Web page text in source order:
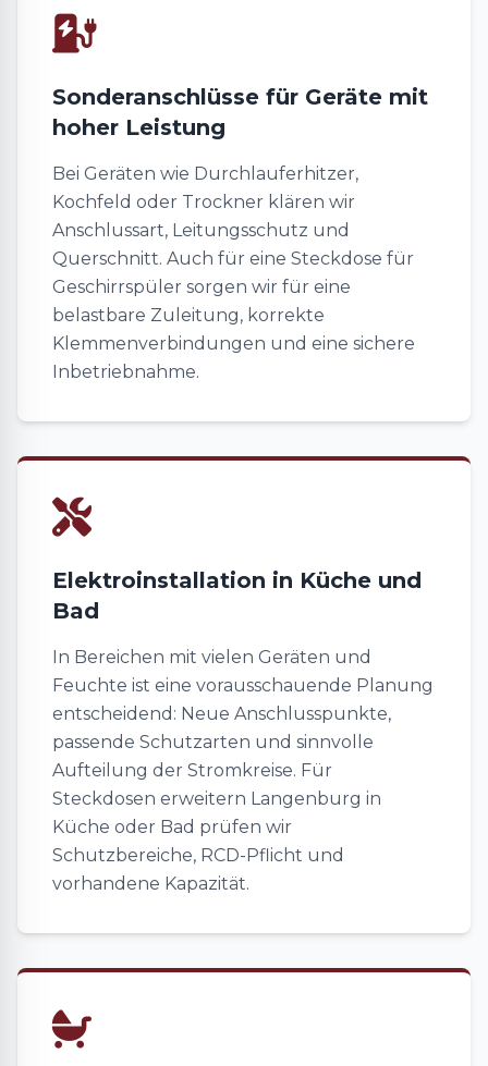
Sonderanschlüsse für Geräte mit
hoher Leistung
Bei Geräten wie Durchlauferhitzer,
Kochfeld oder Trockner klären wir
Anschlussart, Leitungsschutz und
Querschnitt. Auch für eine Steckdose für
Geschirrspüler sorgen wir für eine
belastbare Zuleitung, korrekte
Klemmenverbindungen und eine sichere
Inbetriebnahme.
Elektroinstallation in Küche und
Bad
In Bereichen mit vielen Geräten und
Feuchte ist eine vorausschauende Planung
entscheidend: Neue Anschlusspunkte,
passende Schutzarten und sinnvolle
Aufteilung der Stromkreise. Für
Steckdosen erweitern Langenburg in
Küche oder Bad prüfen wir
Schutzbereiche, RCD-Pflicht und
vorhandene Kapazität.